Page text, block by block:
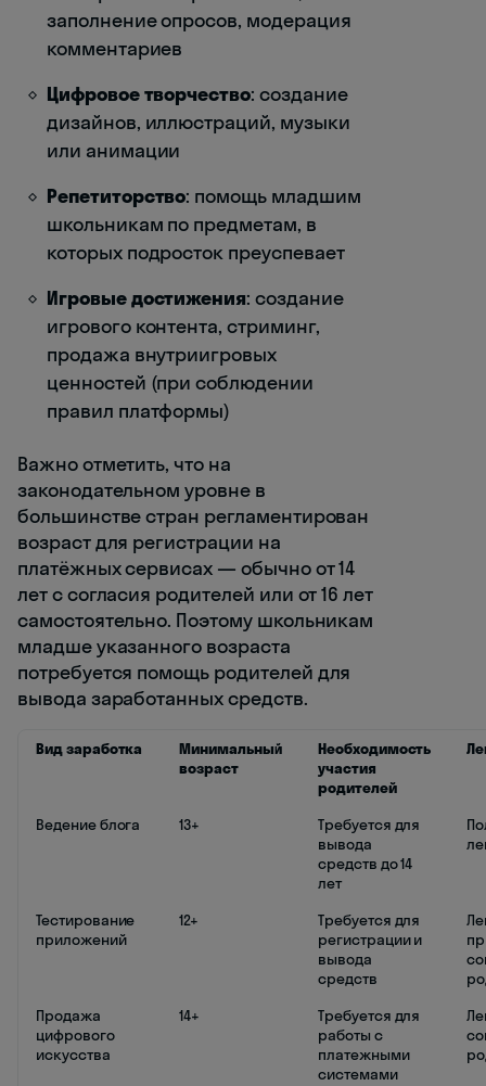
заполнение опросов, модерация
комментариев
Цифровое творчество: создание
дизайнов, иллюстраций, музыки
или анимации
Репетиторство: помощь младшим
школьникам по предметам, в
которых подросток преуспевает
Игровые достижения: создание
игрового контента, стриминг,
продажа внутриигровых
ценностей (при соблюдении
правил платформы)
Важно отметить, что на
законодательном уровне в
большинстве стран регламентирован
возраст для регистрации на
платёжных сервисах — обычно от 14
лет с согласия родителей или от 16 лет
самостоятельно. Поэтому школьникам
младше указанного возраста
потребуется помощь родителей для
вывода заработанных средств.
Вид заработка
Минимальный
возраст
Необходимость
участия
родителей
Ведение блога 13+
Требуется для
вывода
средств до 14
лет
Тестирование
приложений
12+
Требуется для
регистрации и
вывода
средств
Продажа
цифрового
искусства
14+
Требуется для
работы с
платежными
системами